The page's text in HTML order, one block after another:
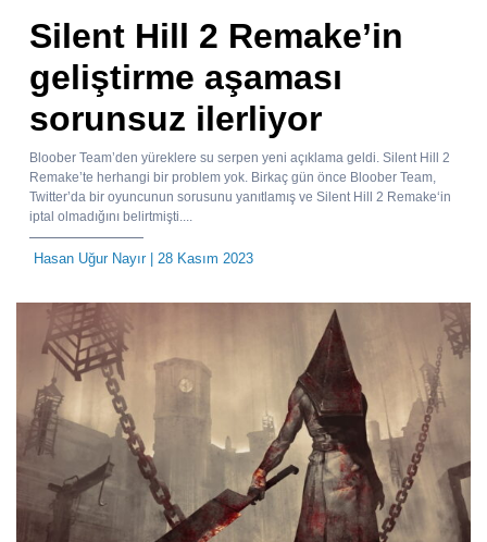
Silent Hill 2 Remake’in
geliştirme aşaması
sorunsuz ilerliyor
Bloober Team’den yüreklere su serpen yeni açıklama geldi. Silent Hill 2
Remake’te herhangi bir problem yok. Birkaç gün önce Bloober Team,
Twitter’da bir oyuncunun sorusunu yanıtlamış ve Silent Hill 2 Remake‘in
iptal olmadığını belirtmişti....
Hasan Uğur Nayır| 28 Kasım 2023